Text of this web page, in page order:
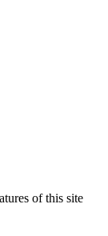
of this site